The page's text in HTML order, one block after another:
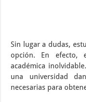
Sin lugar a dudas,
opción. En efecto,
académica
una universidad
necesarias para